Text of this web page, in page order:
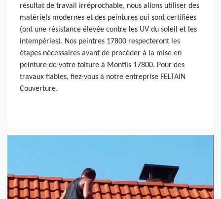
résultat de travail irréprochable, nous allons utiliser des
matériels modernes et des peintures qui sont certifiées
(ont une résistance élevée contre les UV du soleil et les
intempéries). Nos peintres 17800 respecteront les
étapes nécessaires avant de procéder à la mise en
peinture de votre toiture à Montils 17800. Pour des
travaux fiables, fiez-vous à notre entreprise FELTAIN
Couverture.